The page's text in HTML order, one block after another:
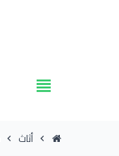
view_headline
chevron_right أثاث chevron_right